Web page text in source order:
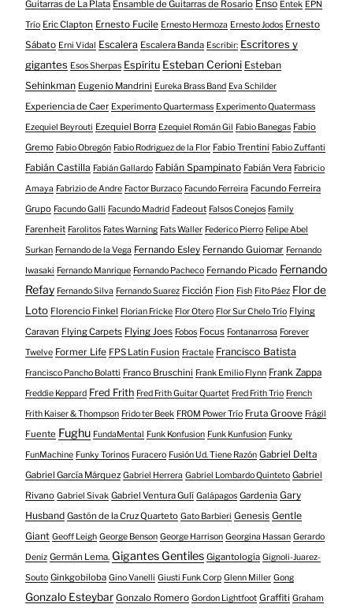
Guitarras de La Plata Ensamble de Guitarras de Rosario Enso Entek EPN
Trío Eric Clapton Ernesto Fucile Ernesto Hermoza Ernesto Jodos Ernesto
Sábato Erni Vidal Escalera Escalera Banda Escribir: Escritores y
gigantes Esos Sherpas Espíritu Esteban Cerioni Esteban
Sehinkman Eugenio Mandrini Eureka Brass Band Eva Schilder
Experiencia de Caer Experimento Quartermass Experimento Quatermass
Ezequiel Beyrouti Ezequiel Borra Ezequiel Román Gil Fabio Banegas Fabio
Gremo Fabio Obregón Fabio Rodriguez de la Flor Fabio Trentini Fabio Zuffanti
Fabián Castilla Fabián Gallardo Fabián Spampinato Fabián Vera Fabricio
Amaya Fabrizio de Andre Factor Burzaco Facundo Ferreira Facundo Ferreira
Grupo Facundo Galli Facundo Madrid Fadeout Falsos Conejos Family
Farenheit Farolitos Fates Warning Fats Waller Federico Pierro Felipe Abel
Surkan Fernando de la Vega Fernando Esley Fernando Guiomar Fernando
Iwasaki Fernando Manrique Fernando Pacheco Fernando Picado Fernando
Refay Fernando Silva Fernando Suarez Ficción Fion Fish Fito Páez Flor de
Loto Florencio Finkel Florian Fricke Flor Otero Flor Sur Chelo Trío Flying
Caravan Flying Carpets Flying Joes Fobos Focus Fontanarrosa Forever
Twelve Former Life FPS Latin Fusion Fractale Francisco Batista
Francisco Pancho Bolatti Franco Bruschini Frank Emilio Flynn Frank Zappa
Freddie Keppard Fred Frith Fred Frith Guitar Quartet Fred Frith Trio French
Frith Kaiser & Thompson Frido ter Beek FROM Power Trío Fruta Groove Frágil
Fuente Fughu FundaMental Funk Konfusion Funk Kunfusion Funky
FunMachine Funky Torinos Furacero Fusión Ud. Tiene Razón Gabriel Delta
Gabriel García Márquez Gabriel Herrera Gabriel Lombardo Quinteto Gabriel
Rivano Gabriel Sivak Gabriel Ventura Gulí Galápagos Gardenia Gary
Husband Gastón de la Cruz Quarteto Gato Barbieri Genesis Gentle
Giant Geoff Leigh George Benson George Harrison Georgina Hassan Gerardo
Deniz Germán Lema. Gigantes Gentiles Gigantología Gignoli-Juarez-
Souto Ginkgobiloba Gino Vanelli Giusti Funk Corp Glenn Miller Gong
Gonzalo Esteybar Gonzalo Romero Gordon Lightfoot Graffiti Graham